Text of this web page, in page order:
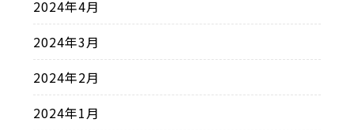
2024年4月
2024年3月
2024年2月
2024年1月